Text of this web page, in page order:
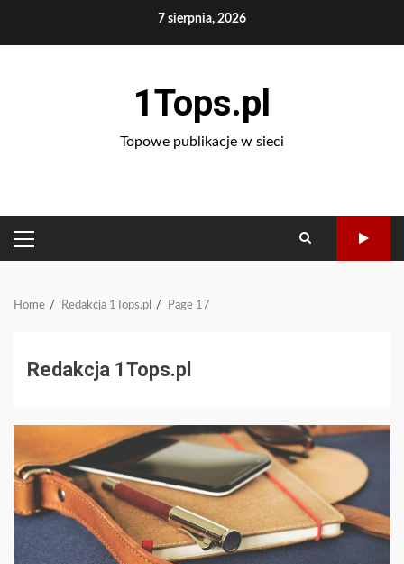
7 sierpnia, 2026
1Tops.pl
Topowe publikacje w sieci
PRIMARY
MENU
Home Redakcja 1Tops.pl Page 17
Redakcja 1Tops.pl